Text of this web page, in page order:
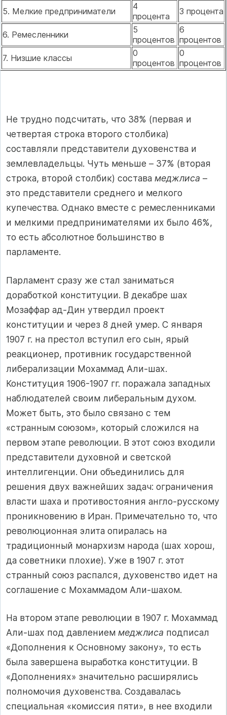
5. Мелкие предприниматели
4
процента
3 процента
6. Ремесленники
5
процентов
6
процентов
7. Низшие классы
0
процентов
0
процентов
Не трудно подсчитать, что 38% (первая и
четвертая строка второго столбика)
составляли представители духовенства и
землевладельцы. Чуть меньше – 37% (вторая
строка, второй столбик) состава меджлиса –
это представители среднего и мелкого
купечества. Однако вместе с ремесленниками
и мелкими предпринимателями их было 46%,
то есть абсолютное большинство в
парламенте.
Парламент сразу же стал заниматься
доработкой конституции. В декабре шах
Мозаффар ад-Дин утвердил проект
конституции и через 8 дней умер. С января
1907 г. на престол вступил его сын, ярый
реакционер, противник государственной
либерализации Мохаммад Али-шах.
Конституция 1906-1907 гг. поражала западных
наблюдателей своим либеральным духом.
Может быть, это было связано с тем
«странным союзом», который сложился на
первом этапе революции. В этот союз входили
представители духовной и светской
интеллигенции. Они объединились для
решения двух важнейших задач: ограничения
власти шаха и противостояния англо-русскому
проникновению в Иран. Примечательно то, что
революционная элита опиралась на
традиционный монархизм народа (шах хорош,
да советники плохие). Уже в 1907 г. этот
странный союз распался, духовенство идет на
соглашение с Мохаммадом Али-шахом.
На втором этапе революции в 1907 г. Мохаммад
Али-шах под давлением меджлиса подписал
«Дополнения к Основному закону», то есть
была завершена выработка конституции. В
«Дополнениях» значительно расширялись
полномочия духовенства. Создавалась
специальная «комиссия пяти», в нее входили